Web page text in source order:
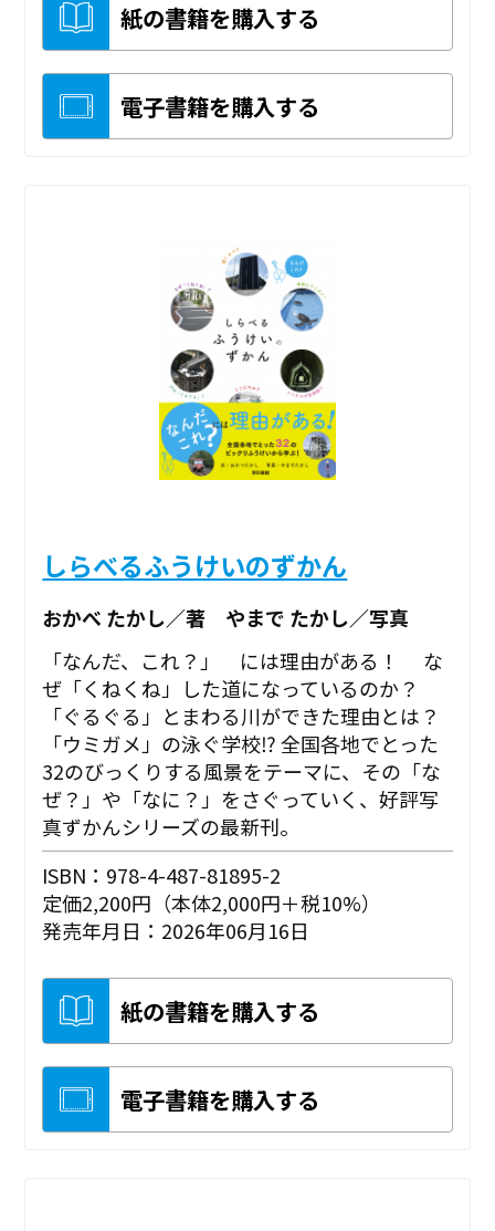
紙の書籍を購入する
電子書籍を購入する
しらべるふうけいのずかん
おかべ たかし／著 やまで たかし／写真
「なんだ、これ？」 には理由がある！ な
ぜ「くねくね」した道になっているのか？
「ぐるぐる」とまわる川ができた理由とは？
「ウミガメ」の泳ぐ学校⁉ 全国各地でとった
32のびっくりする風景をテーマに、その「な
ぜ？」や「なに？」をさぐっていく、好評写
真ずかんシリーズの最新刊。
ISBN：978-4-487-81895-2
定価2,200円（本体2,000円＋税10%）
発売年月日：2026年06月16日
紙の書籍を購入する
電子書籍を購入する